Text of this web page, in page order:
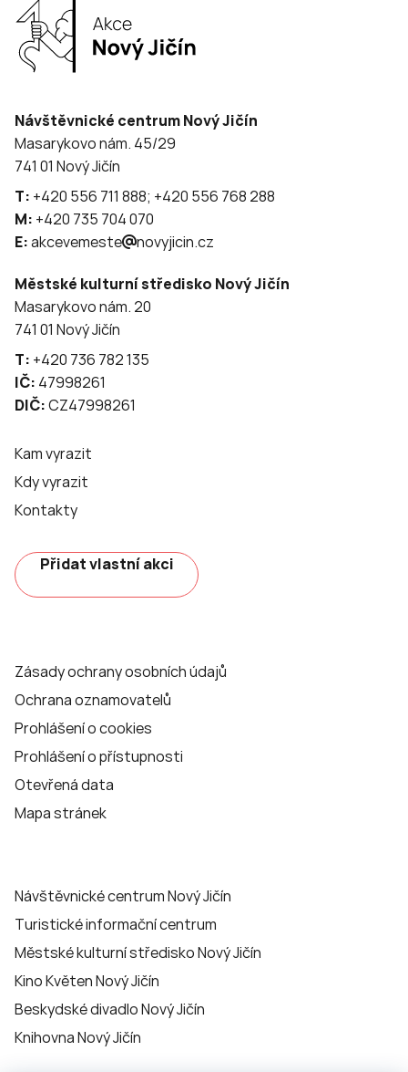
Návštěvnické centrum Nový Jičín
Masarykovo nám. 45/29
741 01 Nový Jičín
T: +420 556 711 888; +420 556 768 288
M: +420 735 704 070
E:akcevemeste novyjicin.cz
Městské kulturní středisko Nový Jičín
Masarykovo nám. 20
741 01 Nový Jičín
T: +420 736 782 135
IČ: 47998261
DIČ:CZ47998261
Kam vyrazit
Kdy vyrazit
Kontakty
Přidat vlastní akci
Zásady ochrany osobních údajů
Ochrana oznamovatelů
Prohlášení o cookies
Prohlášení o přístupnosti
Otevřená data
Mapa stránek
Návštěvnické centrum Nový Jičín
Turistické informační centrum
Městské kulturní středisko Nový Jičín
Kino Květen Nový Jičín
Beskydské divadlo Nový Jičín
Knihovna Nový Jičín